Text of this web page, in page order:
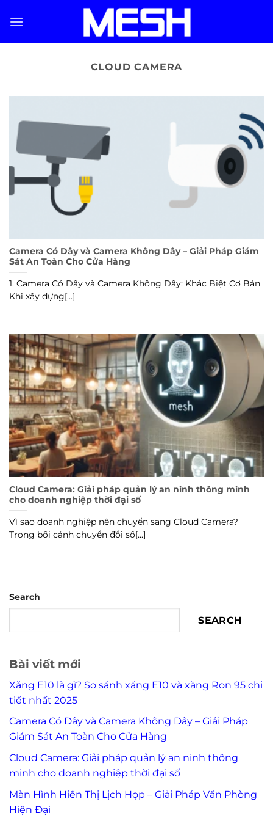
CLOUD CAMERA
Camera Có Dây và Camera Không Dây – Giải Pháp Giám
Sát An Toàn Cho Cửa Hàng
1. Camera Có Dây và Camera Không Dây: Khác Biệt Cơ Bản
Khi xây dựng[...]
Cloud Camera: Giải pháp quản lý an ninh thông minh
cho doanh nghiệp thời đại số
Vì sao doanh nghiệp nên chuyển sang Cloud Camera?
Trong bối cảnh chuyển đổi số[...]
Search
SEARCH
Bài viết mới
Xăng E10 là gì? So sánh xăng E10 và xăng Ron 95 chi
tiết nhất 2025
Camera Có Dây và Camera Không Dây – Giải Pháp
Giám Sát An Toàn Cho Cửa Hàng
Cloud Camera: Giải pháp quản lý an ninh thông
minh cho doanh nghiệp thời đại số
Màn Hình Hiển Thị Lịch Họp – Giải Pháp Văn Phòng
Hiện Đại